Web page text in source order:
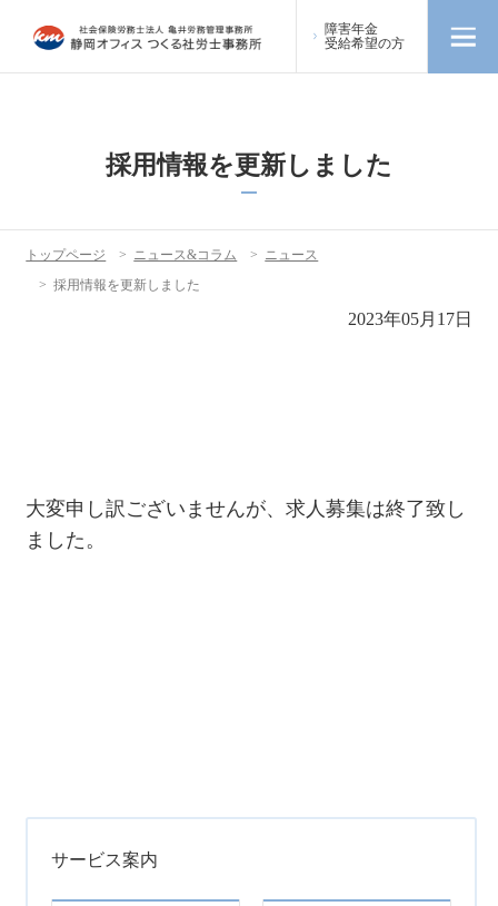
障害年金
受給希望の方
採用情報を更新しました
トップページ > ニュース&コラム > ニュース
>採用情報を更新しました
2023年05月17日
大変申し訳ございませんが、求人募集は終了致し
ました。
サービス案内